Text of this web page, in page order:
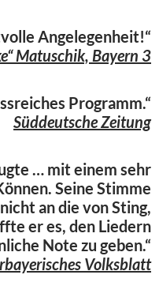
Angelegenheit!“
Matuschik, Bayern 3
Programm.“
Süddeutsche Zeitung
… mit einem sehr
Seine Stimme
an die von Sting,
er es, den Liedern
Note zu geben.“
Volksblatt